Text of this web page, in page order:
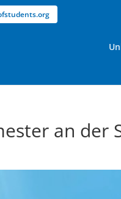
an der